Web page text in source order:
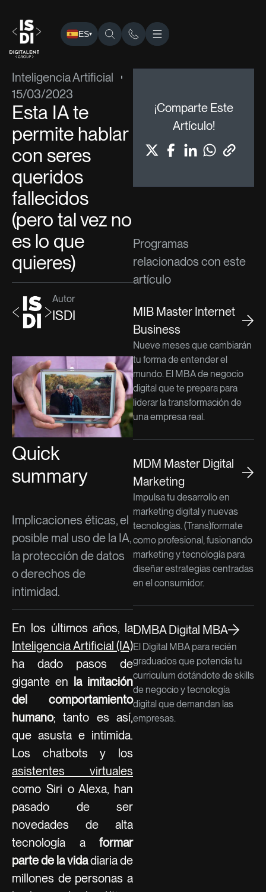
ES▾
ISDI› ›Inteligencia Artificial › Esta IA te permite
Inteligencia Artificial
15/03/2023
Esta IA te
permite hablar
con seres
queridos
fallecidos
(pero tal vez no
es lo que
quieres)
Autor
ISDI
Quick
summary
Implicaciones éticas, el
posible mal uso de la IA,
la protección de datos
o derechos de
intimidad.
En los últimos años, la
Inteligencia Artificial (IA)
ha dado pasos de
gigante en la imitación
del comportamiento
humano; tanto es así,
que asusta e intimida.
Los chatbots y los
asistentes virtuales
como Siri o Alexa, han
pasado de ser
novedades de alta
tecnología a formar
parte de la vidadiaria de
millones de personas a
¡Comparte Este
Artículo!
Programas
relacionados con este
artículo
MIB Master Internet
Business
Nueve meses que cambiarán
tu forma de entender el
mundo. El MBA de negocio
digital que te prepara para
liderar la transformación de
una empresa real.
MDM Master Digital
Marketing
Impulsa tu desarrollo en
marketing digital y nuevas
tecnologías. (Trans)formate
como profesional, fusionando
marketing y tecnología para
diseñar estrategias centradas
en el consumidor.
DMBA Digital MBA
El Digital MBA para recién
graduados que potencia tu
curriculum dotándote de skills
de negocio y tecnología
digital que demandan las
empresas.